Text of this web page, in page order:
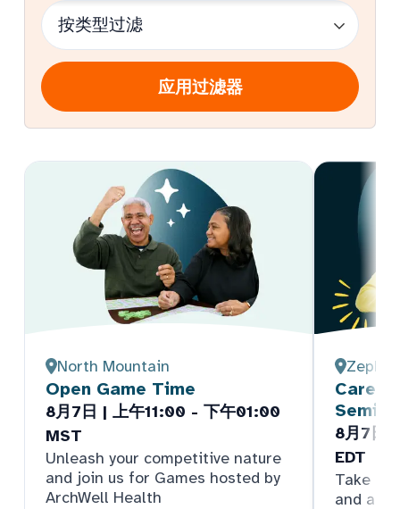
应用过滤器
North Mountain
Open Game Time
8月7日 | 上午11:00 - 下午01:00
MST
Unleash your competitive nature
and join us for Games hosted by
ArchWell Health
Care
8月7日
EDT
Take
and